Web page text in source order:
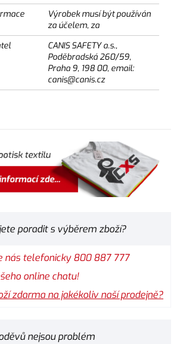
Výrobek musí být používán
za účelem, za
CANIS SAFETY a.s.,
Poděbradská 260/59,
Praha 9, 198 00, email:
canis@canis.cz
poradit s výběrem zboží?
nás telefonicky 800 887 777
online chatu!
zdarma na jakékoliv naší prodejně?
nejsou problém